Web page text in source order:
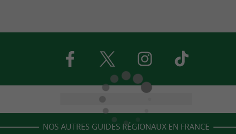
NOS AUTRES GUIDES RÉGIONAUX EN FRANCE